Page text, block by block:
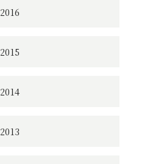
2016
2015
2014
2013